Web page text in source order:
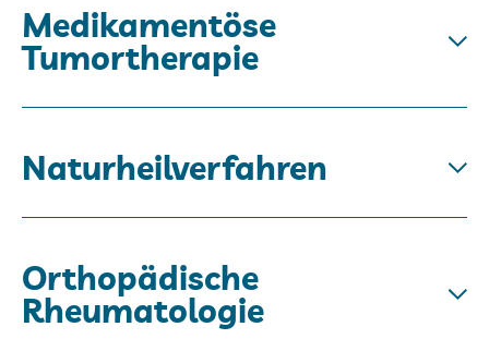
Medikamentöse
Tumortherapie
Naturheilverfahren
Orthopädische
Rheumatologie